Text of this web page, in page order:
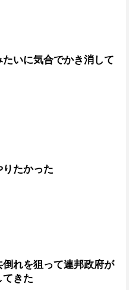
いに気合でかき消して
たかった
れを狙って連邦政府が
てきた